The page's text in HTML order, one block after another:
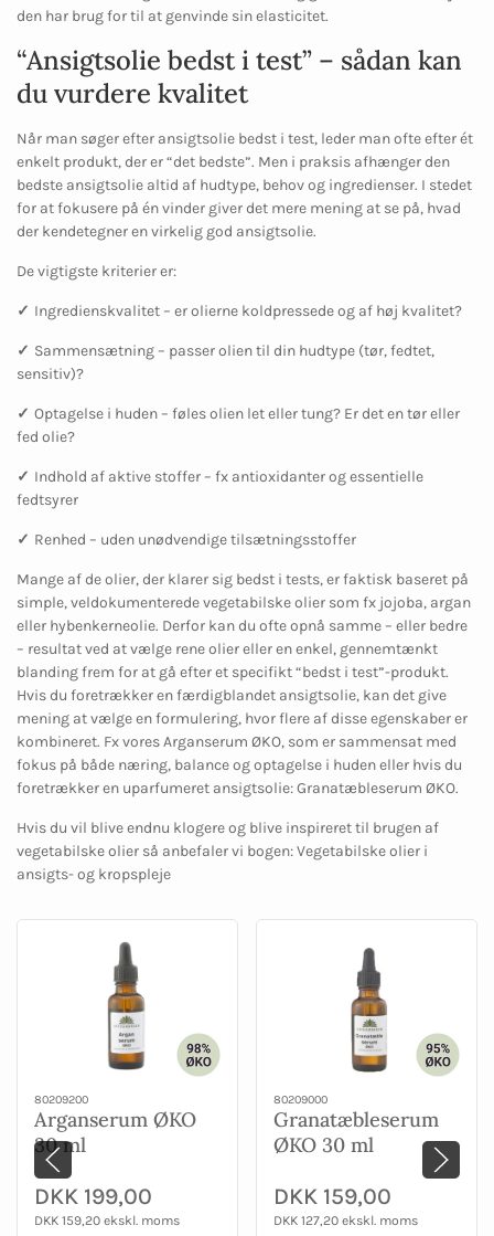
den har brug for til at genvinde sin elasticitet.
“Ansigtsolie bedst i test” – sådan kan
du vurdere kvalitet
Når man søger efter ansigtsolie bedst i test, leder man ofte efter ét
enkelt produkt, der er “det bedste”. Men i praksis afhænger den
bedste ansigtsolie altid af hudtype, behov og ingredienser. I stedet
for at fokusere på én vinder giver det mere mening at se på, hvad
der kendetegner en virkelig god ansigtsolie.
De vigtigste kriterier er:
✓ Ingredienskvalitet – er olierne koldpressede og af høj kvalitet?
✓ Sammensætning – passer olien til din hudtype (tør, fedtet,
sensitiv)?
✓ Optagelse i huden – føles olien let eller tung? Er det en tør eller
fed olie?
✓ Indhold af aktive stoffer – fx antioxidanter og essentielle
fedtsyrer
✓ Renhed – uden unødvendige tilsætningsstoffer
Mange af de olier, der klarer sig bedst i tests, er faktisk baseret på
simple, veldokumenterede vegetabilske olier som fx jojoba, argan
eller hybenkerneolie. Derfor kan du ofte opnå samme – eller bedre
– resultat ved at vælge rene olier eller en enkel, gennemtænkt
blanding frem for at gå efter et specifikt “bedst i test”-produkt.
Hvis du foretrækker en færdigblandet ansigtsolie, kan det give
mening at vælge en formulering, hvor flere af disse egenskaber er
kombineret. Fx vores Arganserum ØKO, som er sammensat med
fokus på både næring, balance og optagelse i huden eller hvis du
foretrækker en uparfumeret ansigtsolie: Granatæbleserum ØKO.
Hvis du vil blive endnu klogere og blive inspireret til brugen af
vegetabilske olier så anbefaler vi bogen: Vegetabilske olier i
ansigts- og kropspleje
80209200
Arganserum ØKO
30 ml
DKK 199,00
DKK 159,20 ekskl. moms
80209000
Granatæbleserum
ØKO 30 ml
DKK 159,00
DKK 127,20 ekskl. moms